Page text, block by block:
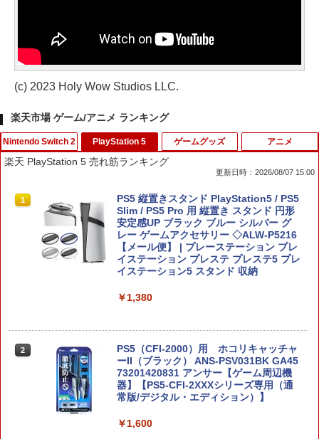
(c) 2023 Holy Wow Studios LLC.
楽天市場 ゲーム/アニメ ランキング
Nintendo Switch 2
1
任天堂 【Switch2】スーパーマリオブラ
ザーズ ワンダー Nintendo Switch 2 Edi
tion ＋ みんなでリンリンパーク [NXS-P
-AQMXB NSW2 ス-パ-マリオブラザ-ズ
ワンダ- ミンナデリンリンパ-ク]
￥7,570
AC-P-BQPYA NSW パワフルプロヤキュ
ウ 2026-2027]
￥7,620
PlayStation 5
楽天 PlayStation 5 売れ筋ランキング
更新日時：2026/08/07 15:00
1
PS5 縦置きスタンド PlayStation5 / PS5
Slim / PS5 Pro 用 縦置き スタンド 円形
安定感UP ブラック ブルー シルバー グ
レー ゲームアクセサリー ◇ALW-P5216
【メール便】 | プレーステーション プレ
イステーション プレステ プレステ5 プレ
イステーション5 スタンド 収納
￥1,380
2
PS5（CFI-2000）用 ホコリキャッチャ
ーII（ブラック） ANS-PSV031BK GA45
73201420831 アンサー【ゲーム周辺機
器】【PS5-CFI-2XXXシリーズ専用（通
常版/デジタル・エディション）】
￥1,600
ゲームグッズ アニメ